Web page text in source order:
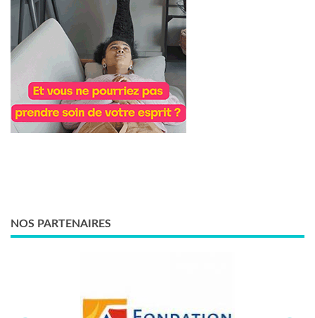
NOS PARTENAIRES